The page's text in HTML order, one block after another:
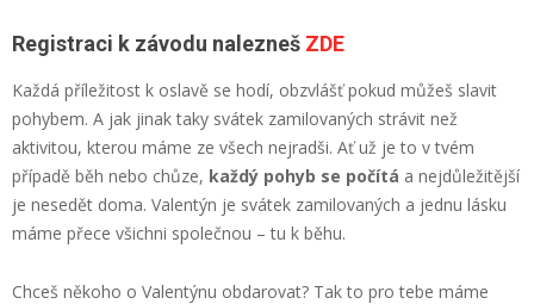
Registraci k závodu nalezneš ZDE
Každá příležitost k oslavě se hodí, obzvlášť pokud můžeš slavit
pohybem. A jak jinak taky svátek zamilovaných strávit než
aktivitou, kterou máme ze všech nejradši. Ať už je to v tvém
případě běh nebo chůze, každý pohyb se počítá a nejdůležitější
je nesedět doma. Valentýn je svátek zamilovaných a jednu lásku
máme přece všichni společnou – tu k běhu.
Chceš někoho o Valentýnu obdarovat? Tak to pro tebe máme